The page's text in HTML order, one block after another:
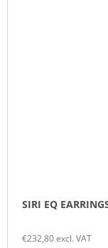
SIRI EQ
€232,80 excl. VAT